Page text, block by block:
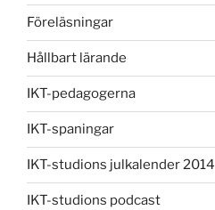
Föreläsningar
Hållbart lärande
IKT-pedagogerna
IKT-spaningar
IKT-studions julkalender 2014
IKT-studions podcast